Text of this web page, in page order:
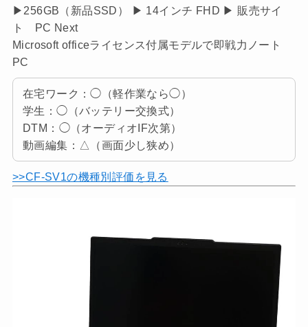
▶256GB（新品SSD） ▶ 14インチ FHD ▶ 販売サイ
ト PC Next
Microsoft officeライセンス付属モデルで即戦力ノート
PC
在宅ワーク：◯（軽作業なら◯）
学生：◯（バッテリー交換式）
DTM：◯（オーディオIF次第）
動画編集：△（画面少し狭め）
>>CF-SV1の機種別評価を見る